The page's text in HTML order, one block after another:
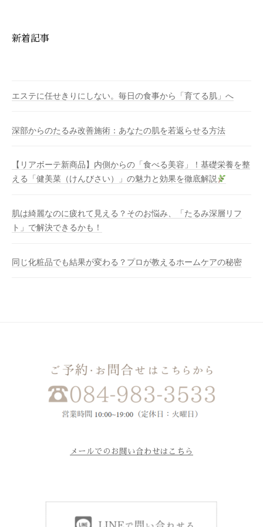
新着記事
エステに任せきりにしない。毎日の食事から「育てる肌」へ
深部からのたるみ改善施術：あなたの肌を若返らせる方法
【リアボーテ新商品】内側からの「食べる美容」！基礎栄養を整
える「健美菜（けんびさい）」の魅力と効果を徹底解説
肌は綺麗なのに疲れて見える？そのお悩み、「たるみ深層リフ
ト」で解決できるかも！
同じ化粧品でも結果が変わる？プロが教えるホームケアの秘密
メールでのお問い合わせはこちら